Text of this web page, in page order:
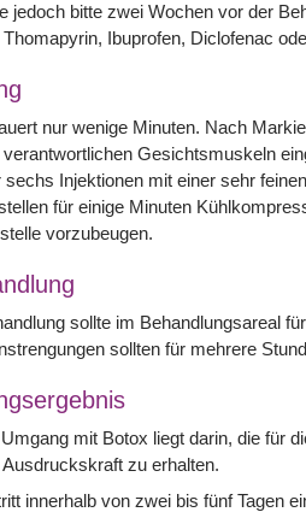
jedoch bitte zwei Wochen vor der
Ibuprofen, Diclofenac
nur wenige Minuten. Nach
verantwortlichen Gesichtsmuskeln
sechs Injektionen mit einer sehr
für einige Minuten
vorzubeugen.
sollte im Behandlungsareal
sollten für mehrere
mit Botox liegt darin, die für
zu erhalten.
innerhalb von zwei bis fünf Tagen